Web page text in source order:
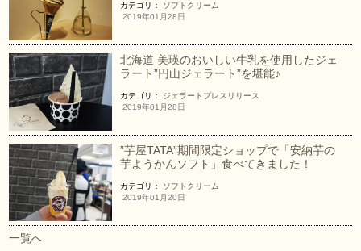
カテゴリ：
ソフトクリーム
2019年01月28日
北海道 美瑛のおいしい牛乳を使用したジェ
ラート”円山ジェラート”を堪能♪
カテゴリ： ジェラート プレスリリース
2019年01月28日
”芋屋TATA”期間限定ショップで「安納芋の
芋ようかんソフト」食べてきました！
カテゴリ：
ソフトクリーム
2019年01月20日
一覧へ